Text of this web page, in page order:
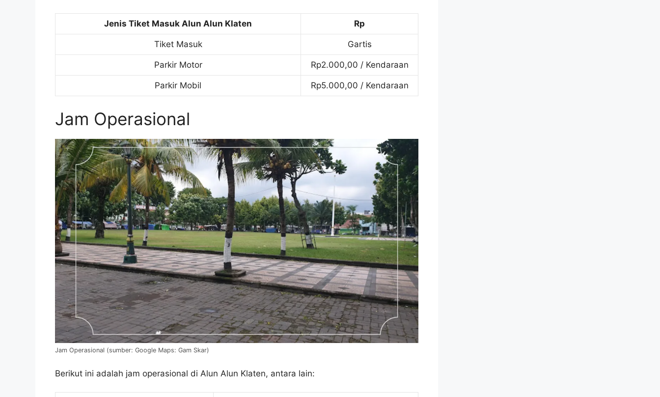
Jenis Tiket Masuk Alun Alun Klaten Rp
Tiket Masuk Gartis
Parkir Motor Rp2.000,00 / Kendaraan
Parkir Mobil Rp5.000,00 / Kendaraan
Jam Operasional
Jam Operasional (sumber: Google Maps: Gam Skar)
Berikut ini adalah jam operasional di Alun Alun Klaten, antara lain: